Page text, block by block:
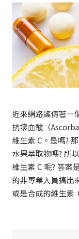
近來網路謠傳著一
抗壞血酸（
維生素 C。是嗎?
水果萃取物嗎? 所
維生素 C 呢? 答案
的非專業人員搞出
或是合成的維生素